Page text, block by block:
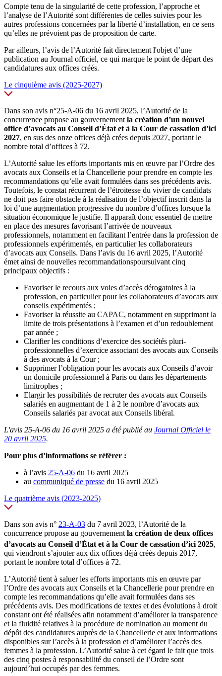
Compte tenu de la singularité de cette profession, l’approche et
l’analyse de l’Autorité sont différentes de celles suivies pour les
autres professions concernées par la liberté d’installation, en ce sens
qu’elles ne prévoient pas de proposition de carte.
Par ailleurs, l’avis de l’Autorité fait directement l'objet d’une
publication au Journal officiel, ce qui marque le point de départ des
candidatures aux offices créés.
Le cinquième avis (2025-2027)
Dans son avis n°25-A-06 du 16 avril 2025, l’Autorité de la
concurrence propose au gouvernement la création d’un nouvel
office d’avocats au Conseil d’État et à la Cour de cassation d’ici
2027, en sus des onze offices déjà crées depuis 2027, portant le
nombre total d’offices à 72.
L’Autorité salue les efforts importants mis en œuvre par l’Ordre des
avocats aux Conseils et la Chancellerie pour prendre en compte les
recommandations qu’elle avait formulées dans ses précédents avis.
Toutefois, le constat récurrent de l’étroitesse du vivier de candidats
ne doit pas faire obstacle à la réalisation de l’objectif inscrit dans la
loi d’une augmentation progressive du nombre d’offices lorsque la
situation économique le justifie. Il apparaît donc essentiel de mettre
en place des mesures favorisant l’arrivée de nouveaux
professionnels, notamment en facilitant l’entrée dans la profession de
professionnels expérimentés, en particulier les collaborateurs
d’avocats aux Conseils. Dans l’avis du 16 avril 2025, l’Autorité
émet ainsi de nouvelles recommandationspoursuivant cinq
principaux objectifs :
Favoriser le recours aux voies d’accès dérogatoires à la
profession, en particulier pour les collaborateurs d’avocats aux
conseils expérimentés ;
Favoriser la réussite au CAPAC, notamment en supprimant la
limite de trois présentations à l’examen et d’un redoublement
par année ;
Clarifier les conditions d’exercice des sociétés pluri-
professionnelles d’exercice associant des avocats aux Conseils
à des avocats à la Cour ;
Supprimer l’obligation pour les avocats aux Conseils d’avoir
un domicile professionnel à Paris ou dans les départements
limitrophes ;
Elargir les possibilités de recruter des avocats aux Conseils
salariés en augmentant de 1 à 2 le nombre d’avocats aux
Conseils salariés par avocat aux Conseils libéral.
L'avis 25-A-06 du 16 avril 2025 a été publié au Journal Officiel le
20 avril 2025.
Pour plus d’informations se référer :
à l’avis 25-A-06 du 16 avril 2025
au communiqué de presse du 16 avril 2025
Le quatrième avis (2023-2025)
Dans son avis n° 23-A-03 du 7 avril 2023, l’Autorité de la
concurrence propose au gouvernement la création de deux offices
d’avocats au Conseil d’État et à la Cour de cassationd’ici 2025,
qui viendront s’ajouter aux dix offices déjà créés depuis 2017,
portant le nombre total d’offices à 72.
L’Autorité tient à saluer les efforts importants mis en œuvre par
l’Ordre des avocats aux Conseils et la Chancellerie pour prendre en
compte les recommandations qu’elle avait formulées dans ses
précédents avis. Des modifications de textes et des évolutions à droit
constant ont été réalisées afin notamment d’améliorer la transparence
et la fluidité relatives à la procédure de nomination au moment du
dépôt des candidatures auprès de la Chancellerie et aux informations
disponibles sur l’accès à la profession et d’améliorer l’accès des
femmes à la profession. L’Autorité salue à cet égard le fait que trois
des cinq postes à responsabilité du conseil de l’Ordre sont
aujourd’hui occupés par des femmes.